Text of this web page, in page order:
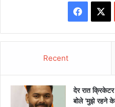
Recent
देर रात
बोले ‘मुझे रहने के